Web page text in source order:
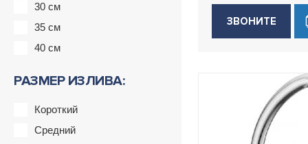
30 см
35 см
40 см
РАЗМЕР ИЗЛИВА:
Короткий
Средний
ЗВОНИТЕ